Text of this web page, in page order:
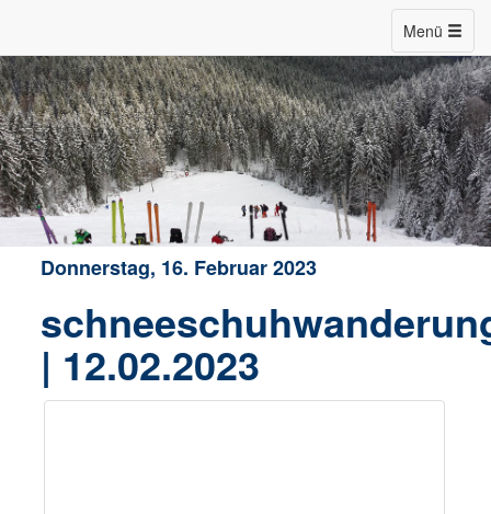
Menü
Donnerstag, 16. Februar 2023
| 12.02.2023